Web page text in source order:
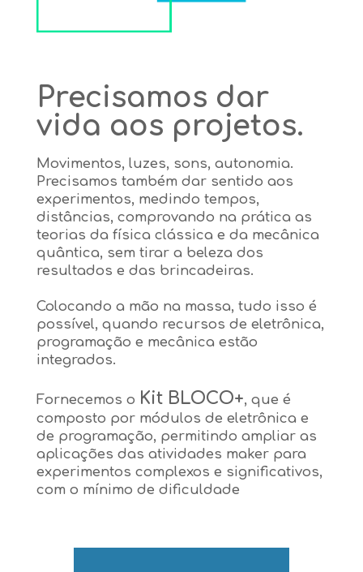
Precisamos dar
vida aos projetos.
Movimentos, luzes, sons, autonomia.
Precisamos também dar sentido aos
experimentos, medindo tempos,
distâncias, comprovando na prática as
teorias da física clássica e da mecânica
quântica, sem tirar a beleza dos
resultados e das brincadeiras.
Colocando a mão na massa, tudo isso é
possível, quando recursos de eletrônica,
programação e mecânica estão
integrados.
Fornecemos o Kit BLOCO+, que é
composto por módulos de eletrônica e
de programação, permitindo ampliar as
aplicações das atividades maker para
experimentos complexos e significativos,
com o mínimo de dificuldade